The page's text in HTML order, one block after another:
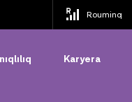
Rouminq
Karyera